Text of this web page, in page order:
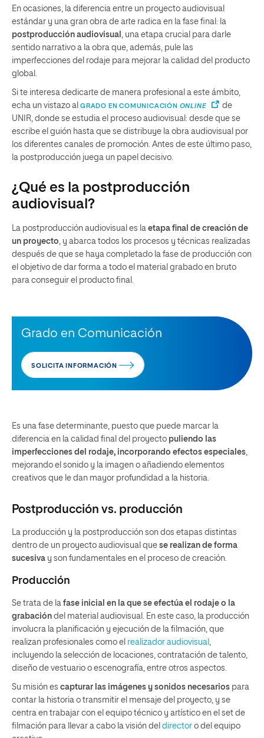
En ocasiones, la diferencia entre un proyecto audiovisual
estándar y una gran obra de arte radica en la fase final: la
postproducción audiovisual
, una etapa crucial para darle
sentido narrativo a la obra que, además, pule las
imperfecciones del rodaje para mejorar la calidad del producto
global.
Si te interesa dedicarte de manera profesional a este ámbito,
echa un vistazo al
GRADO EN COMUNICACIÓN ONLINE
de
UNIR, donde se estudia el proceso audiovisual: desde que se
escribe el guión hasta que se distribuye la obra audiovisual por
los diferentes canales de promoción. Antes de este último paso,
la postproducción juega un papel decisivo.
¿Qué es la postproducción
audiovisual?
La postproducción audiovisual es la etapa final de creación de
un proyecto , y abarca todos los procesos y técnicas realizadas
después de que se haya completado la fase de producción con
el objetivo de dar forma a todo el material grabado en bruto
para conseguir el producto final.
Grado en Comunicación
SOLICITA INFORMACIÓN
Es una fase determinante, puesto que puede marcar la
diferencia en la calidad final del proyecto puliendo las
imperfecciones del rodaje, incorporando efectos especiales
mejorando el sonido y la imagen o añadiendo elementos
creativos que le dan mayor profundidad a la historia.
Postproducción vs. producción
La producción y la postproducción son dos etapas distintas
dentro de un proyecto audiovisual que se realizan de forma
sucesiva y son fundamentales en el proceso de creación.
Producción
Se trata de la fase inicial en la que se efectúa el rodaje o la
grabación del material audiovisual. En este caso, la producción
involucra la planificación y ejecución de la filmación, que
realizan profesionales como el realizador audiovisual
incluyendo la selección de locaciones, contratación de talento,
diseño de vestuario o escenografía, entre otros aspectos.
Su misión es capturar las imágenes y sonidos necesarios para
contar la historia o transmitir el mensaje del proyecto, y se
centra en trabajar con el equipo técnico y artístico en el set de
filmación para llevar a cabo la visión del director o del equipo